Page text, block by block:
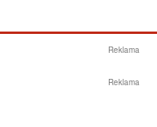
Reklama
Reklama